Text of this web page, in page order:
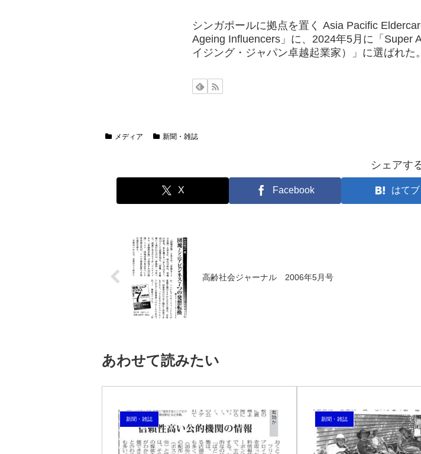
シンガポールに拠点を置く Asia Pacific
Ageing Influencers」に、2024年5月に「Super
イジング・ジャパン卓越起業家）」に選ばれた。
メディア 新聞・雑誌
シェアす
X Facebook はてブ
高齢社会ジャーナル 2006年5月号
あわせて読みたい
新聞・雑誌 新聞・雑誌